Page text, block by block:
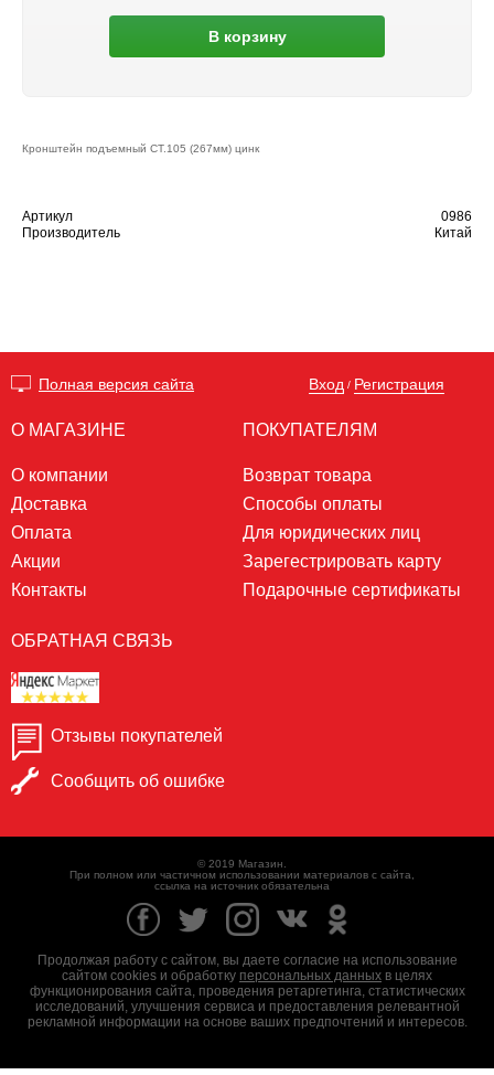
В корзину
Кронштейн подъемный СТ.105 (267мм) цинк
Артикул
0986
Производитель
Китай
Полная версия сайта Вход / Регистрация
О МАГАЗИНЕ
О компании
Доставка
Оплата
Акции
Контакты
ПОКУПАТЕЛЯМ
Возврат товара
Способы оплаты
Для юридических лиц
Зарегестрировать карту
Подарочные сертификаты
ОБРАТНАЯ СВЯЗЬ
Отзывы покупателей
Сообщить об ошибке
© 2019 Магазин.
При полном или частичном использовании материалов с сайта,
ссылка на источник обязательна
Продолжая работу с сайтом, вы даете согласие на использование
сайтом cookies и обработку персональных данных в целях
функционирования сайта, проведения ретаргетинга, статистических
исследований, улучшения сервиса и предоставления релевантной
рекламной информации на основе ваших предпочтений и интересов.